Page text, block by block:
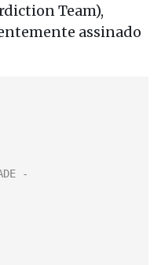
Team),
assinado